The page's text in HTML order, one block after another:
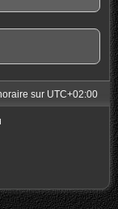
sur UTC+02:00